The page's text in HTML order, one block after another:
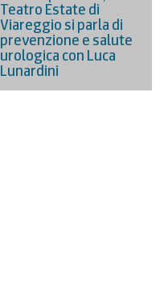
Teatro Estate di
Viareggio si parla di
prevenzione e salute
urologica con Luca
Lunardini